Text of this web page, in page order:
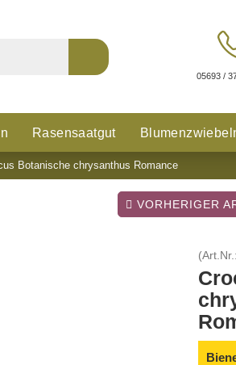
05693 /
Rasensaatgut
Botanische chrysanthus Romance
VORHERIGER